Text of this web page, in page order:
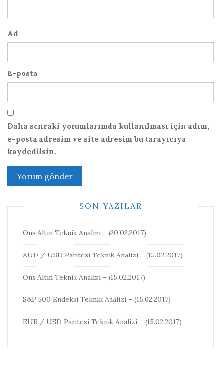
Ad
E-posta
Daha sonraki yorumlarımda kullanılması için adım,
e-posta adresim ve site adresim bu tarayıcıya
kaydedilsin.
SON YAZILAR
Ons Altın Teknik Analizi – (20.02.2017)
AUD / USD Paritesi Teknik Analizi – (15.02.2017)
Ons Altın Teknik Analizi – (15.02.2017)
S&P 500 Endeksi Teknik Analizi – (15.02.2017)
EUR / USD Paritesi Teknik Analizi – (15.02.2017)